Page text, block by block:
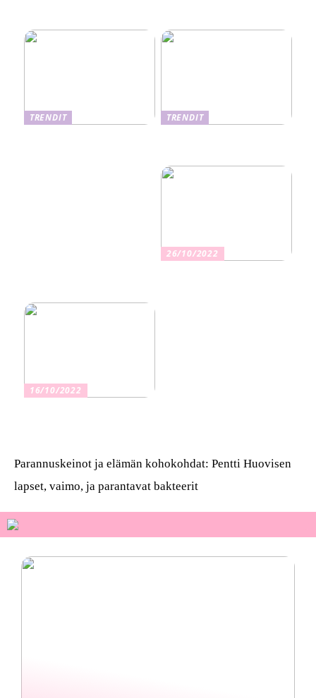
TRENDIT
TRENDIT
26/10/2022
16/10/2022
Parannuskeinot ja elämän kohokohdat: Pentti Huovisen
lapset, vaimo, ja parantavat bakteerit